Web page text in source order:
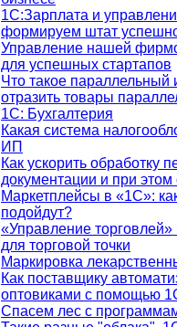
1C:Зарплата и
формируем штат
Управление нашей
для успешных стартапов
Что такое параллельный
отразить товары
1С: Бухгалтерия
Какая система
ИП
Как ускорить обработку
документации и при этом
Маркетплейсы в «1С»:
подойдут?
«Управление
для торговой точки
Маркировка
Как поставщику
оптовиками с помощью
Спасем лес с